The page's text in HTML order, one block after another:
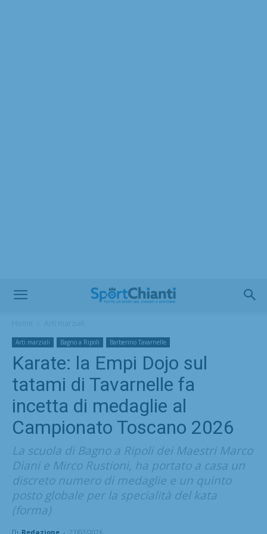
Arti marziali Bagno a Ripoli Barberino Tavarnelle
Karate: la Empi Dojo sul
tatami di Tavarnelle fa
incetta di medaglie al
Campionato Toscano 2026
La scuola di Bagno a Ripoli dei Maestri Marco
Diani e Mirco Rustioni, ha portato a casa un
discreto numero di medaglie e un quinto
posto globale per la specialità del kata
(forma)
Di Redazione - 27/02/2026